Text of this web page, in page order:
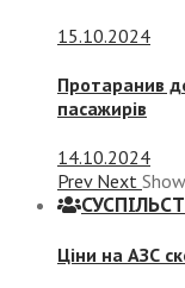
15.10.2024
Протаранив
пасажирів
14.10.2024
Prev Next
Ціни на АЗС